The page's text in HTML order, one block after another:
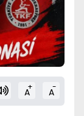
A+ A-